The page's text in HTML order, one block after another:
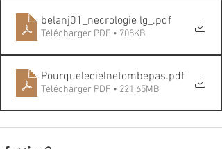
belanj01_necrologie lg_.pdf
Télécharger PDF • 708KB
Pourquelecielnetombepas.pdf
Télécharger PDF • 221.65MB